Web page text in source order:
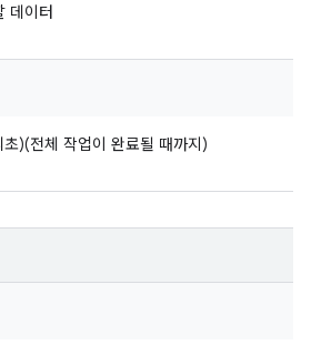
데이터
)(전체 작업이 완료될 때까지)